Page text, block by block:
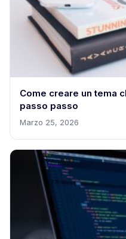
Come creare un tema
passo passo
Marzo 25, 2026